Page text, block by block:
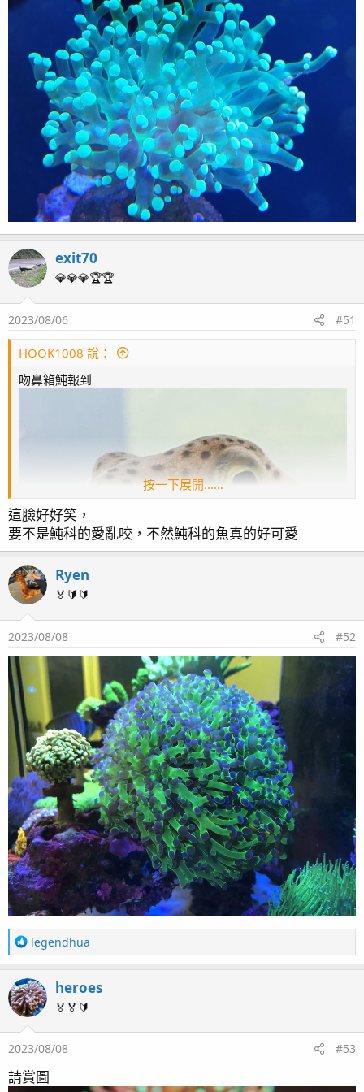
exit70
💎💎💎🏆🏆
2023/08/06 #51
HOOK1008 說：
吻鼻箱魨報到
按一下展開……
這臉好好笑，
要不是魨科的愛亂咬，不然魨科的魚真的好可愛
Ryen
🏅🔰🔰
2023/08/08 #52
R
e
c
t
i
o
n
：
legendhua
heroes
🏅🏅🔰
2023/08/08 #53
請賞圖